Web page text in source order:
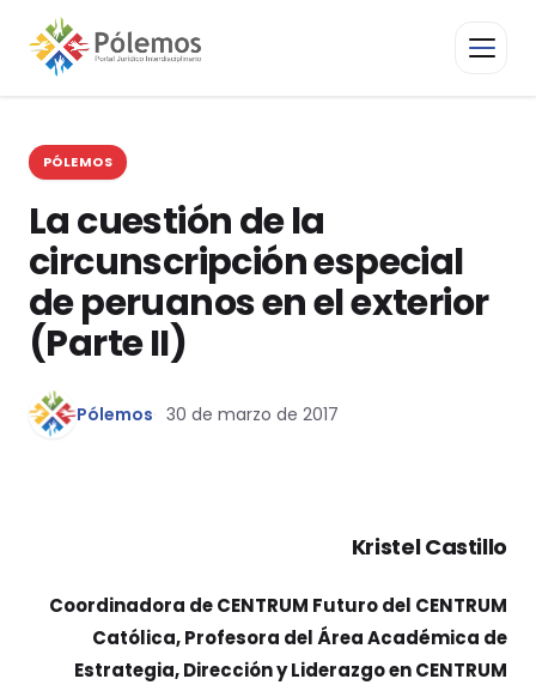
PÓLEMOS
La cuestión de la
circunscripción especial
de peruanos en el exterior
(Parte II)
Pólemos 30 de marzo de 2017
Kristel Castillo
Coordinadora de CENTRUM Futuro del CENTRUM
Católica, Profesora del Área Académica de
Estrategia, Dirección y Liderazgo en CENTRUM